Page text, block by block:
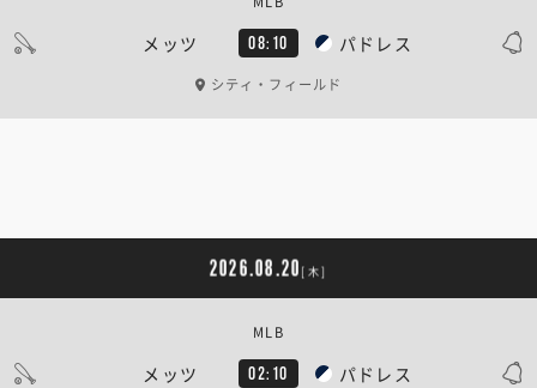
メッツ 08:10 パドレス
シティ・フィールド
2026.08.20 [木]
メッツ 02:10 パドレス
MLB